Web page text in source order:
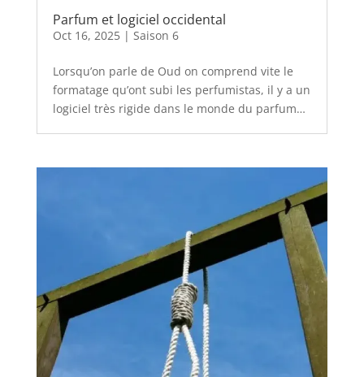
Parfum et logiciel occidental
Oct 16, 2025| Saison 6
Lorsqu’on parle de Oud on comprend vite le
formatage qu’ont subi les perfumistas, il y a un
logiciel très rigide dans le monde du parfum…